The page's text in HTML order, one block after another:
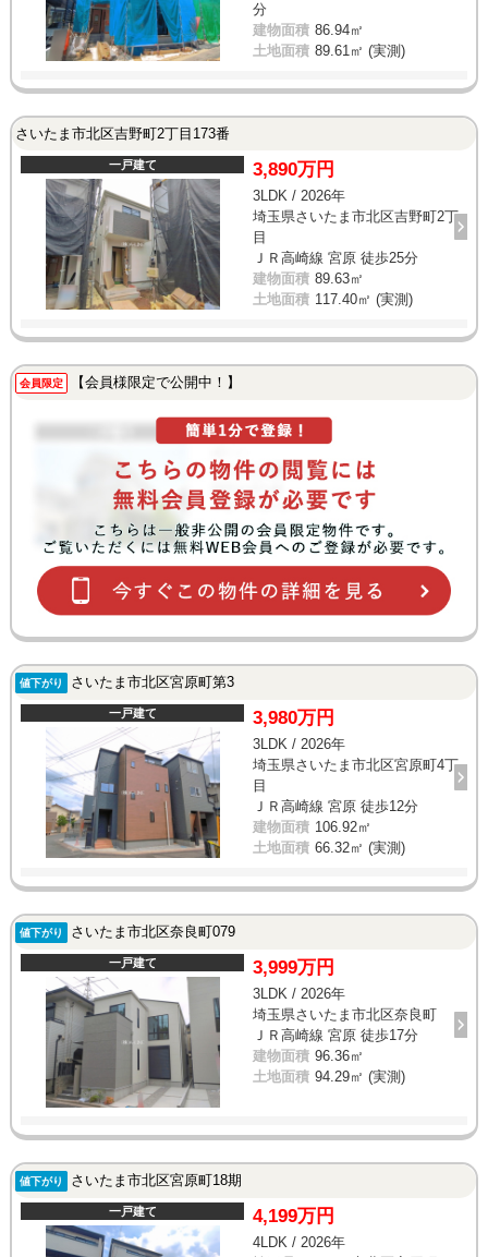
分
建物面積 86.94㎡
土地面積 89.61㎡ (実測)
さいたま市北区吉野町2丁目173番
一戸建て 3,890万円
3LDK / 2026年
埼玉県さいたま市北区吉野町2丁
目
ＪＲ高崎線 宮原 徒歩25分
建物面積 89.63㎡
土地面積 117.40㎡ (実測)
会員限定 【会員様限定で公開中！】
値下がり さいたま市北区宮原町第3
一戸建て 3,980万円
3LDK / 2026年
埼玉県さいたま市北区宮原町4丁
目
ＪＲ高崎線 宮原 徒歩12分
建物面積 106.92㎡
土地面積 66.32㎡ (実測)
値下がり さいたま市北区奈良町079
一戸建て 3,999万円
3LDK / 2026年
埼玉県さいたま市北区奈良町
ＪＲ高崎線 宮原 徒歩17分
建物面積 96.36㎡
土地面積 94.29㎡ (実測)
値下がり さいたま市北区宮原町18期
一戸建て 4,199万円
4LDK / 2026年